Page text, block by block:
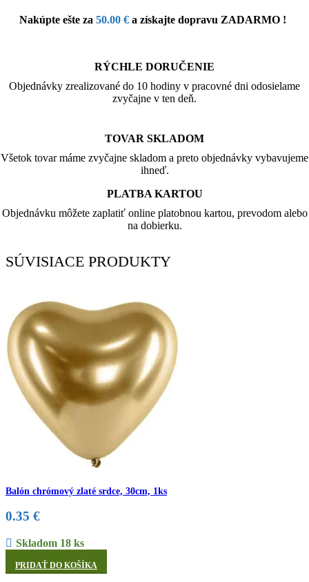
Nakúpte ešte za 50.00 € a získajte dopravu ZADARMO !
RÝCHLE DORUČENIE
Objednávky zrealizované do 10 hodiny v pracovné dni odosielame
zvyčajne v ten deň.
TOVAR SKLADOM
Všetok tovar máme zvyčajne skladom a preto objednávky vybavujeme
ihneď.
PLATBA KARTOU
Objednávku môžete zaplatiť online platobnou kartou, prevodom alebo
na dobierku.
SÚVISIACE PRODUKTY
Balón chrómový zlaté srdce, 30cm, 1ks
0.35 €
Skladom 18 ks
PRIDAŤ DO KOŠÍKA